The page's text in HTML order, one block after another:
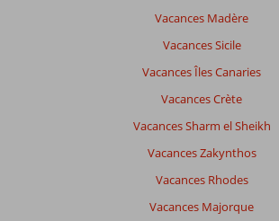
Vacances Madère
Vacances Sicile
Vacances Îles Canaries
Vacances Crète
Vacances Sharm el Sheikh
Vacances Zakynthos
Vacances Rhodes
Vacances Majorque